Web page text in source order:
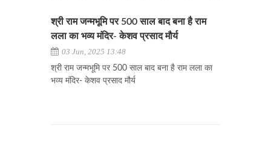
श्री राम जन्मभूमि पर 500 साल बाद बना है राम
लला का भव्य मंदिर- केशव प्रसाद मौर्य
03 Jun, 2025 13:48
श्री राम जन्मभूमि पर 500 साल बाद बना है राम लला का
भव्य मंदिर- केशव प्रसाद मौर्य